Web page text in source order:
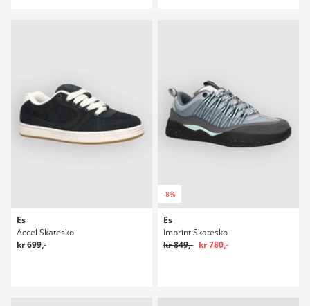
Es
Accel Skatesko
kr 699,-
-8%
Es
Imprint Skatesko
kr 849,- kr 780,-